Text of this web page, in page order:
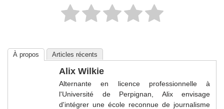
À propos Articles récents
Alix Wilkie
Alternante en licence professionnelle à
l'Université de Perpignan, Alix envisage
d'intégrer une école reconnue de journalisme